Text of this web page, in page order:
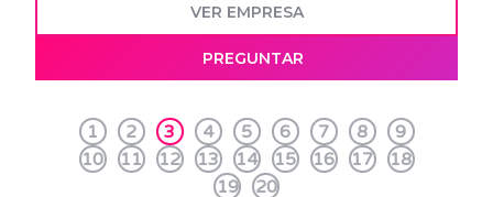
VER EMPRESA
PREGUNTAR
1 2 3 4 5 6 7 8
9
10
11 12 13 14 15 16 17
18
19
20